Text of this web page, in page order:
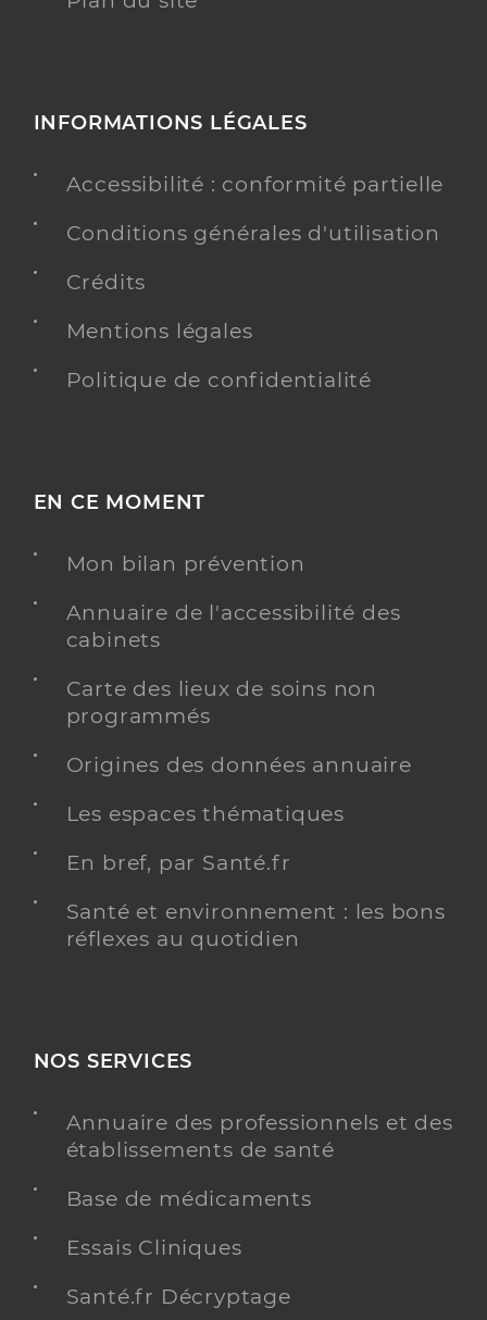
INFORMATIONS LÉGALES
Accessibilité : conformité partielle
Conditions générales d'utilisation
Crédits
Mentions légales
Politique de confidentialité
EN CE MOMENT
Mon bilan prévention
Annuaire de l'accessibilité des
cabinets
Carte des lieux de soins non
programmés
Origines des données annuaire
Les espaces thématiques
En bref, par Santé.fr
Santé et environnement : les bons
réflexes au quotidien
NOS SERVICES
Annuaire des professionnels et des
établissements de santé
Base de médicaments
Essais Cliniques
Santé.fr Décryptage